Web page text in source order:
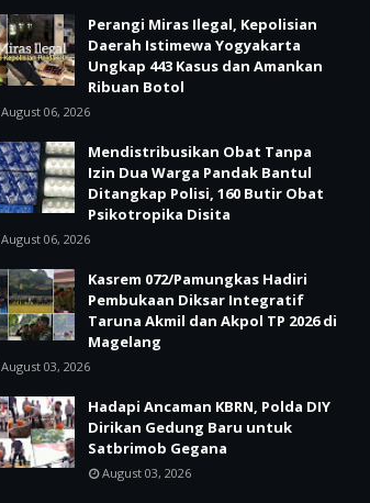
Perangi Miras Ilegal, Kepolisian
Daerah Istimewa Yogyakarta
Ungkap 443 Kasus dan Amankan
Ribuan Botol
August 06, 2026
Mendistribusikan Obat Tanpa
Izin Dua Warga Pandak Bantul
Ditangkap Polisi, 160 Butir Obat
Psikotropika Disita
August 06, 2026
Kasrem 072/Pamungkas Hadiri
Pembukaan Diksar Integratif
Taruna Akmil dan Akpol TP 2026 di
Magelang
August 03, 2026
Hadapi Ancaman KBRN, Polda DIY
Dirikan Gedung Baru untuk
Satbrimob Gegana
August 03, 2026